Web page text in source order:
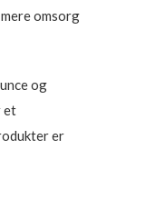
omsorg
og
et
er